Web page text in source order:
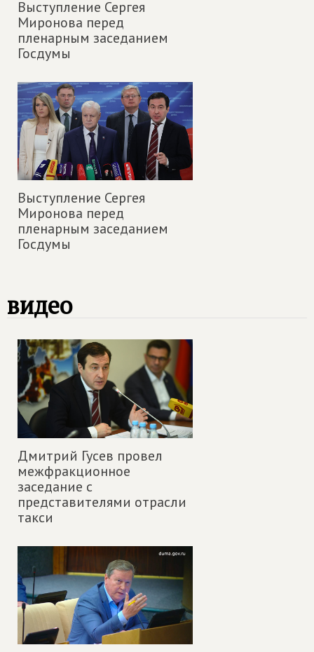
Выступление Сергея
Миронова перед
пленарным заседанием
Госдумы
Выступление Сергея
Миронова перед
пленарным заседанием
Госдумы
видео
Дмитрий Гусев провел
межфракционное
заседание с
представителями отрасли
такси